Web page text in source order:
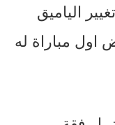
الياميق
اول مباراة له